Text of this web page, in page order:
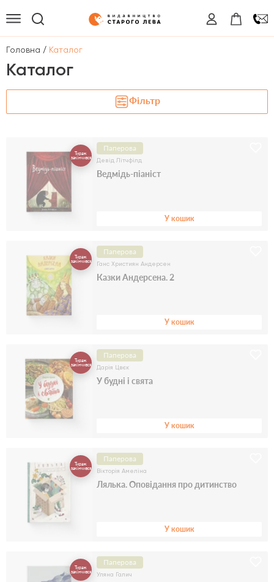
Головна / Каталог
Каталог
Фільтр
Тираж
закінчився
Паперова
Девід Літчфілд
Ведмідь-піаніст
У кошик
Тираж
закінчився
Паперова
Ганс Християн Андерсен
Казки Андерсена. 2
У кошик
Тираж
закінчився
Паперова
Дарія Цвєк
У будні і свята
У кошик
Тираж
закінчився
Паперова
Вікторія Амеліна
Лялька. Оповідання про дитинство
У кошик
Тираж
закінчився
Паперова
Уляна Галич